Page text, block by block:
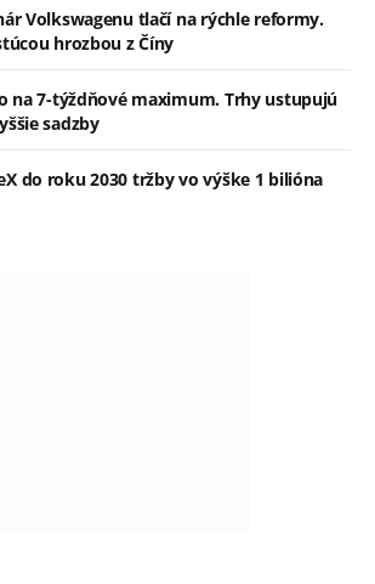
Volkswagenu tlačí na rýchle reformy.
hrozbou z Číny
na 7-týždňové maximum. Trhy ustupujú
sadzby
do roku 2030 tržby vo výške 1 bilióna